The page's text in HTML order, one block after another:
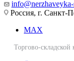
Россия, г. Санкт-
MAX
Торгово-